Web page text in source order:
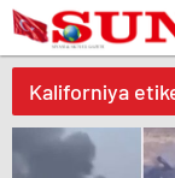
Kaliforniya